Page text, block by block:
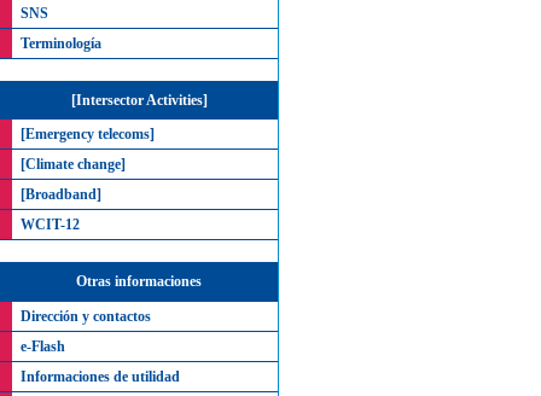
SNS
Terminología
[Intersector Activities]
[Emergency telecoms]
[Climate change]
[Broadband]
WCIT-12
Otras informaciones
Dirección y contactos
e-Flash
Informaciones de utilidad